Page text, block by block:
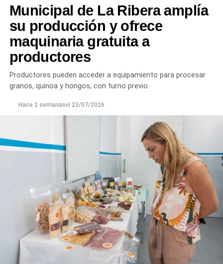
granizo golpea. Sabemos que no reemplaza la
producción perdida, pero sí ayuda a sostener el capital de
trabajo para que cada establecimiento pueda seguir
produciendo mientras seguimos ampliando las
herramientas de prevención, como la incorporación de
malla antigranizo, que es el camino para reducir el
impacto de estos eventos climáticos».
El Fondo Compensador nació a partir de este trabajo
conjunto entre los productores y el Estado provincial que
conforman el Ente del Granizo: por cada peso aportado
Municipal de La Ribera amplía
su producción y ofrece
maquinaria gratuita a
productores
Productores pueden acceder a equipamiento para procesar
granos, quinoa y hongos, con turno previo.
Hace 2 semanasel 23/07/2026